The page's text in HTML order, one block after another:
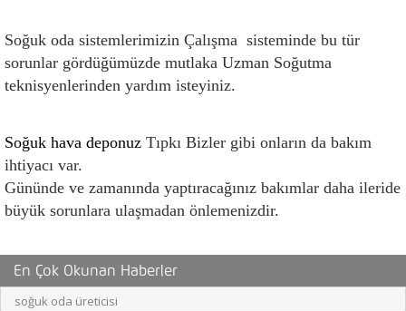
Soğuk oda sistemlerimizin Çalışma  sisteminde bu tür
sorunlar gördüğümüzde mutlaka Uzman Soğutma
teknisyenlerinden yardım isteyiniz.
Soğuk hava deponuz Tıpkı Bizler gibi onların da bakım
ihtiyacı var.
Gününde ve zamanında yaptıracağınız bakımlar daha ileride
büyük sorunlara ulaşmadan önlemenizdir.
En Çok Okunan Haberler
soğuk oda üreticisi